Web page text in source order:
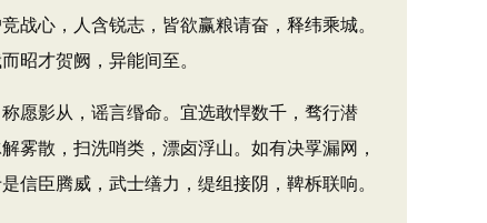
战心，人含锐志，皆欲赢粮请奋，释纬乘城。
昭才贺阙，异能间至。
愿影从，谣言缗命。宜选敢悍数千，骛行潜
雾散，扫洗哨类，漂卤浮山。如有决罦漏网，
信臣腾威，武士缮力，缇组接阴，鞞柝联响。